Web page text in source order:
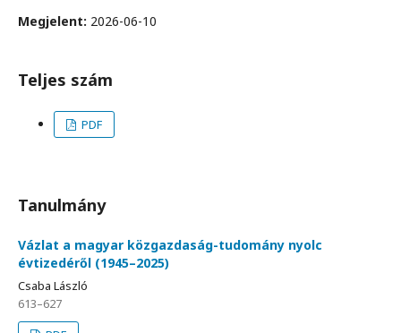
Megjelent: 2026-06-10
Teljes szám
PDF
Tanulmány
Vázlat a magyar közgazdaság-tudomány nyolc
évtizedéről (1945–2025)
Csaba László
613–627